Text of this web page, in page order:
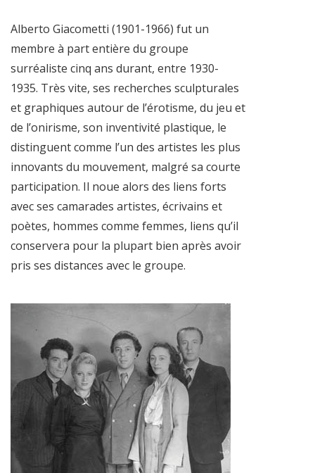
Alberto Giacometti (1901-1966) fut un
membre à part entière du groupe
surréaliste cinq ans durant, entre 1930-
1935. Très vite, ses recherches sculpturales
et graphiques autour de l’érotisme, du jeu et
de l’onirisme, son inventivité plastique, le
distinguent comme l’un des artistes les plus
innovants du mouvement, malgré sa courte
participation. Il noue alors des liens forts
avec ses camarades artistes, écrivains et
poètes, hommes comme femmes, liens qu’il
conservera pour la plupart bien après avoir
pris ses distances avec le groupe.